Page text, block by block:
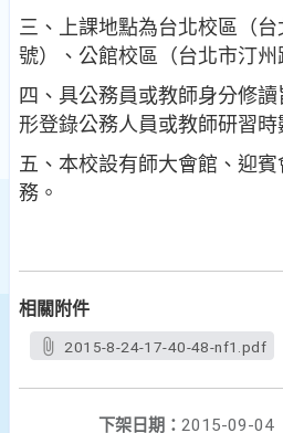
三、上課地點為台北校區（
號）、公館校區（台北市汀州
四、具公務員或教師身分修
形登錄公務人員或教師研習時
五、本校設有師大會館、迎
務。
相關附件
2015-8-24-17-40-48-nf1.pdf
下架日期： 2015-09-04